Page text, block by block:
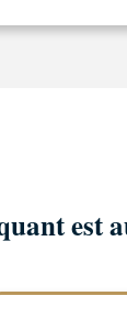
est